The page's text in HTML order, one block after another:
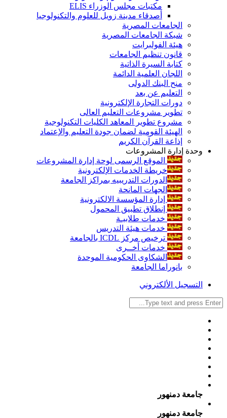
مكتبات مجلس الوزراء ELIS
أصدقاء مدينة زويل للعلوم والتكنولوجيا
الجامعات المصرية
شبكة الجامعات المصرية
هيئة الفولبرايت
قانون تنظيم الجامعات
كتابة السيرة الذاتية
اللجان العلمية الدائمة
منح البنك الدولى
التعليم عن بعد
دورات التجارة الإلكترونية
تطوير مشروعات التعليم العالى
مشروع تطوير المعاهد الكليات التكنولوجية
الهيئة القومية لضمان جودة التعليم والإعتماد
إذاعة القرآن الكريم
وحدة إدارة المشروعات
الموقع الرسمى لوحة إدارة المشروعات
خريطة الخدمات الإلكترونية
الدورات التدريبيه بمراكز الجامعة
الجهات المانحة
إدارة المؤسسة الالكترونية
إنطلاق تطبيق المحمول
خدمات طلابيـة
خدمات هيئة التدريس
ترخيص مركز ICDL بالجامعة
خدمات أخــرى
الشكاوى الحكومية الموحدة
بانوراما الجامعة
التسجيل الألكتروني
جامعة دمنهور
جامعة دمنهور